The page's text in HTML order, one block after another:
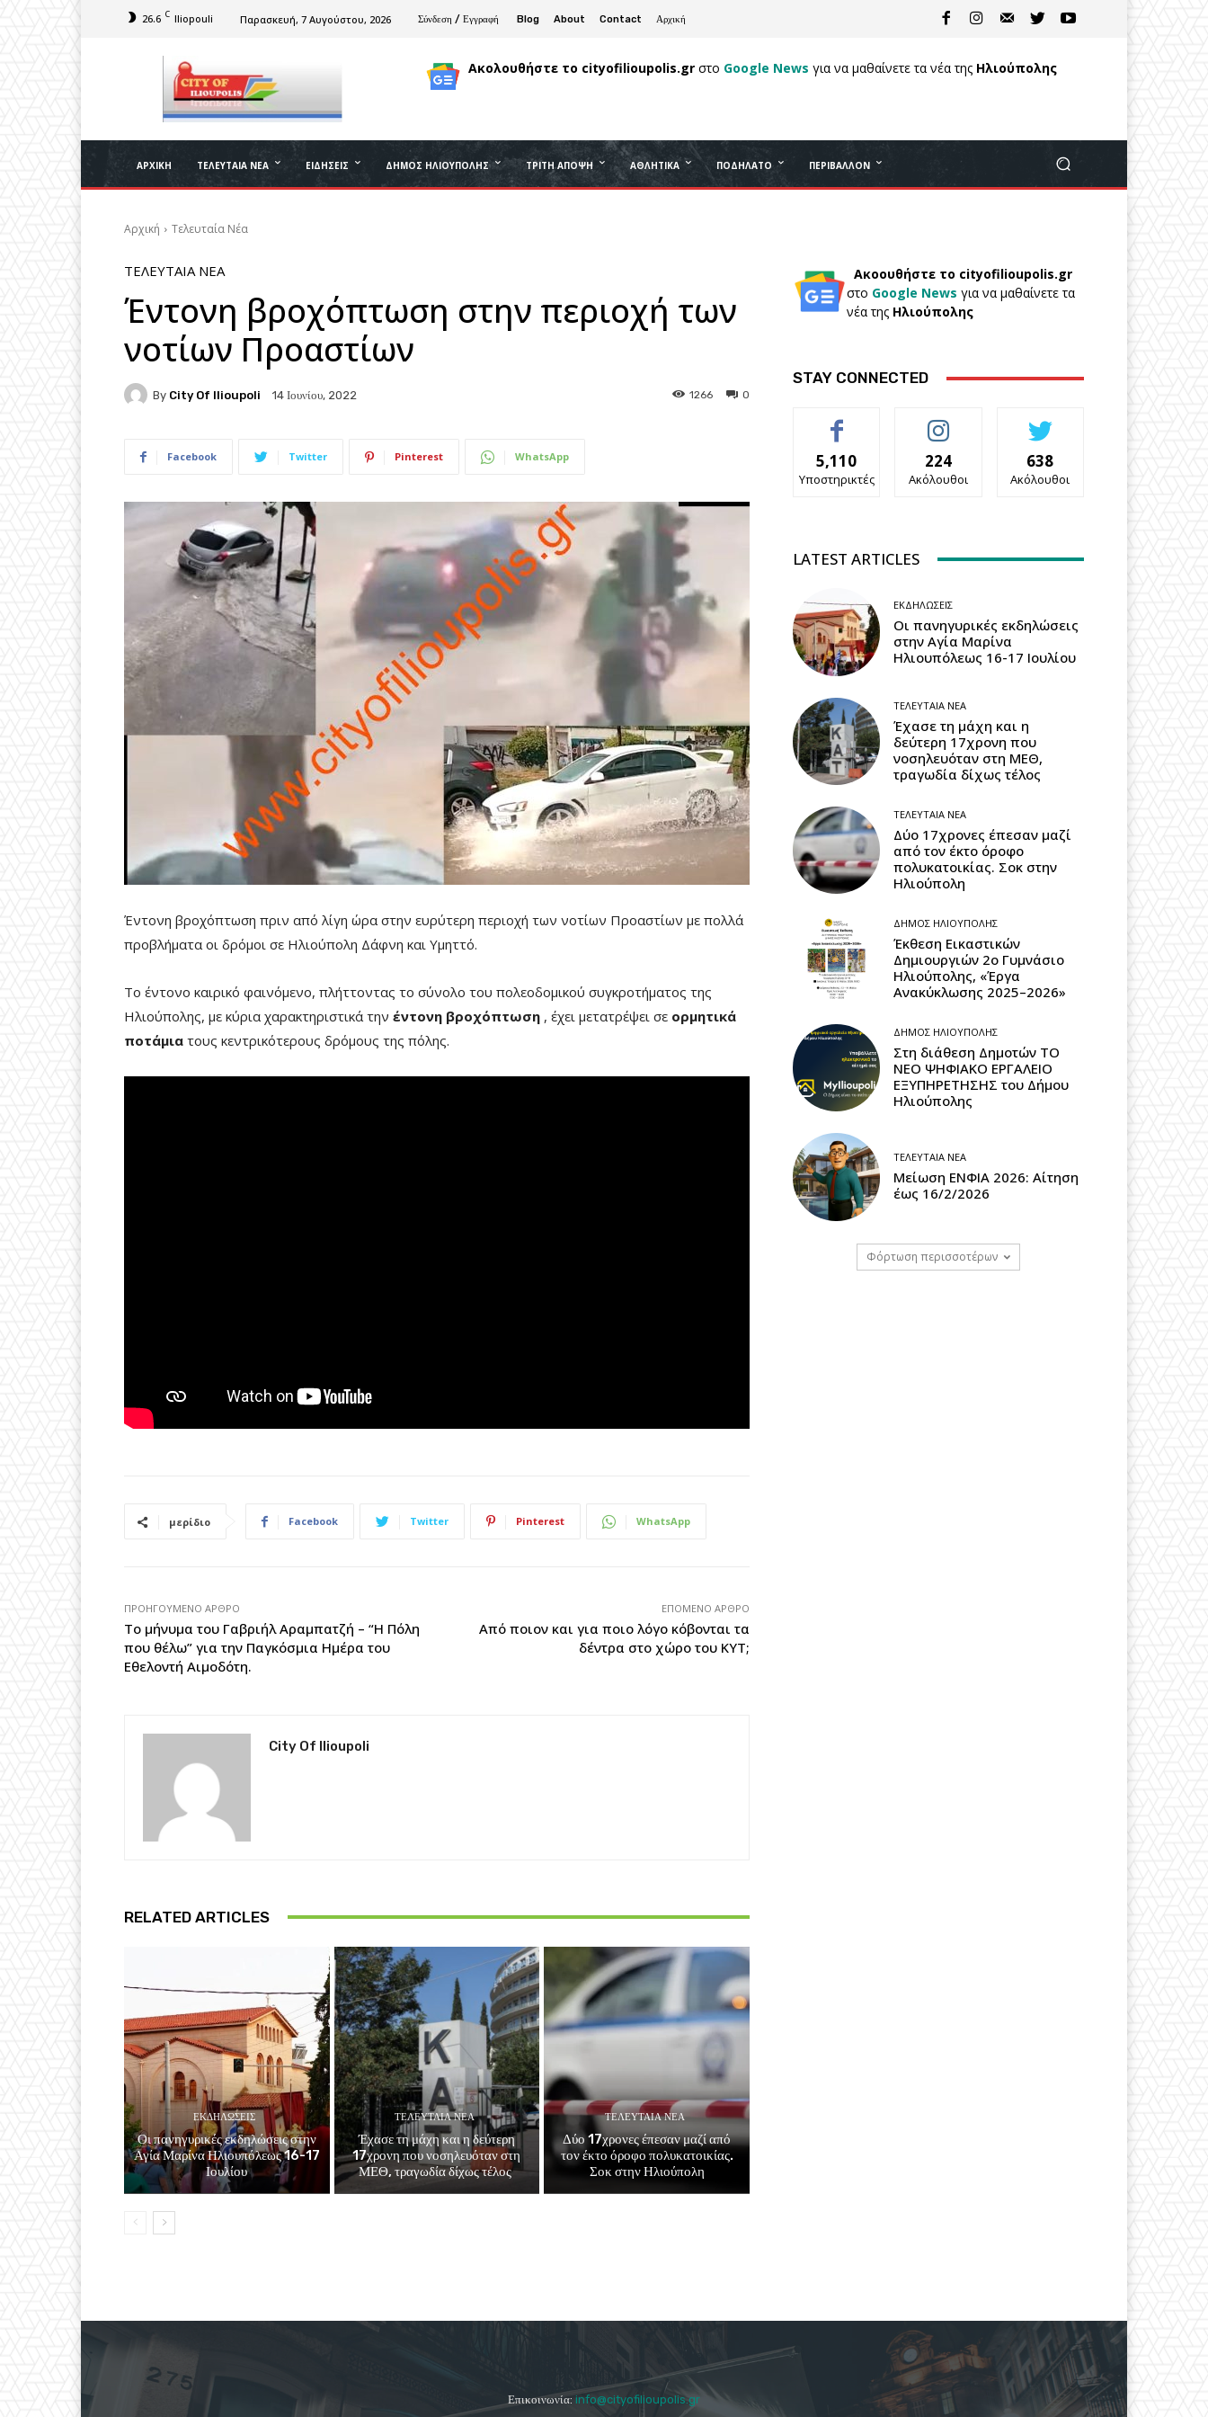
26.6 C Iliopouli Παρασκευή, 7 Αυγούστου, 2026 Σύνδεση / Εγγραφή Blog About Contact Αρχική
Ακολουθήστε το cityofilioupolis.gr στο Google News για να μαθαίνετε τα νέα της Ηλιούπολης
ΑΡΧΙΚΉ ΤΕΛΕΥΤΑΊΑ ΝΈΑ ΕΙΔΉΣΕΙΣ ΔΉΜΟΣ ΗΛΙΟΎΠΟΛΗΣ ΤΡΊΤΗ ΆΠΟΨΗ ΑΘΛΗΤΙΚΆ ΠΟΔΉΛΑΤΟ ΠΕΡΙΒΆΛΛΟΝ
Αρχική Τελευταία Νέα
ΤΕΛΕΥΤΑΊΑ ΝΈΑ
Έντονη βροχόπτωση στην περιοχή των
νοτίων Προαστίων
By City Of Ilioupoli 14 Ιουνίου, 2022 0
1266
Facebook Twitter Pinterest WhatsApp
Έντονη βροχόπτωση πριν από λίγη ώρα στην ευρύτερη περιοχή των νοτίων Προαστίων με πολλά
προβλήματα οι δρόμοι σε Ηλιούπολη Δάφνη και Υμηττό.
Το έντονο καιρικό φαινόμενο, πλήττοντας το σύνολο του πολεοδομικού συγκροτήματος της
Ηλιούπολης, με κύρια χαρακτηριστικά την έντονη βροχόπτωση , έχει μετατρέψει σε ορμητικά
ποτάμια τους κεντρικότερους δρόμους της πόλης.
μερίδιο Facebook Twitter Pinterest WhatsApp
ΠΡΟΗΓΟΎΜΕΝΟ ΆΡΘΡΟ
Το μήνυμα του Γαβριήλ Αραμπατζή – “Η Πόλη
που θέλω” για την Παγκόσμια Ημέρα του
Εθελοντή Αιμοδότη.
ΕΠΌΜΕΝΟ ΆΡΘΡΟ
Από ποιον και για ποιο λόγο κόβονται τα
δέντρα στο χώρο του ΚΥΤ;
City Of Ilioupoli
RELATED ARTICLES
ΕΚΔΗΛΏΣΕΙΣ
Οι πανηγυρικές εκδηλώσεις στην
Αγία Μαρίνα Ηλιουπόλεως 16-17
Ιουλίου
ΤΕΛΕΥΤΑΊΑ ΝΈΑ
Έχασε τη μάχη και η δεύτερη
17χρονη που νοσηλευόταν στη
ΜΕΘ, τραγωδία δίχως τέλος
ΤΕΛΕΥΤΑΊΑ ΝΈΑ
Δύο 17χρονες έπεσαν μαζί από
τον έκτο όροφο πολυκατοικίας.
Σοκ στην Ηλιούπολη
Ακοουθήστε το cityofilioupolis.gr
στο Google News για να μαθαίνετε τα
νέα της Ηλιούπολης
STAY CONNECTED
5,110
Υποστηρικτές
224
Ακόλουθοι
638
Ακόλουθοι
LATEST ARTICLES
ΕΚΔΗΛΏΣΕΙΣ
Οι πανηγυρικές εκδηλώσεις
στην Αγία Μαρίνα
Ηλιουπόλεως 16-17 Ιουλίου
ΤΕΛΕΥΤΑΊΑ ΝΈΑ
Έχασε τη μάχη και η
δεύτερη 17χρονη που
νοσηλευόταν στη ΜΕΘ,
τραγωδία δίχως τέλος
ΤΕΛΕΥΤΑΊΑ ΝΈΑ
Δύο 17χρονες έπεσαν μαζί
από τον έκτο όροφο
πολυκατοικίας. Σοκ στην
Ηλιούπολη
ΔΉΜΟΣ ΗΛΙΟΎΠΟΛΗΣ
Έκθεση Εικαστικών
Δημιουργιών 2ο Γυμνάσιο
Ηλιούπολης, «Έργα
Ανακύκλωσης 2025–2026»
ΔΉΜΟΣ ΗΛΙΟΎΠΟΛΗΣ
Στη διάθεση Δημοτών ΤΟ
ΝΕΟ ΨΗΦΙΑΚΟ ΕΡΓΑΛΕΙΟ
ΕΞΥΠΗΡΕΤΗΣΗΣ του Δήμου
Ηλιούπολης
ΤΕΛΕΥΤΑΊΑ ΝΈΑ
Μείωση ΕΝΦΙΑ 2026: Αίτηση
έως 16/2/2026
Φόρτωση περισσοτέρων
Επικοινωνία: info@cityofilioupolis.gr